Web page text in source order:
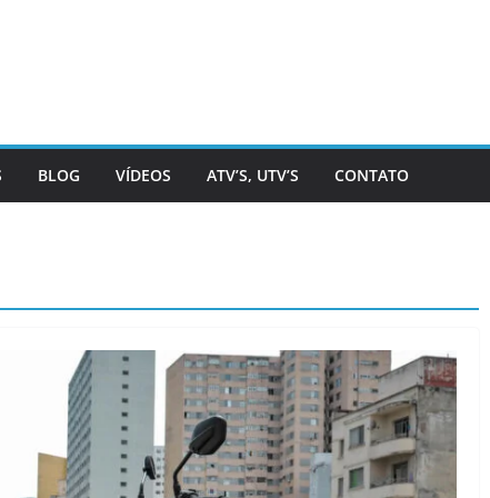
BLOG VÍDEOS ATV’S, UTV’S CONTATO